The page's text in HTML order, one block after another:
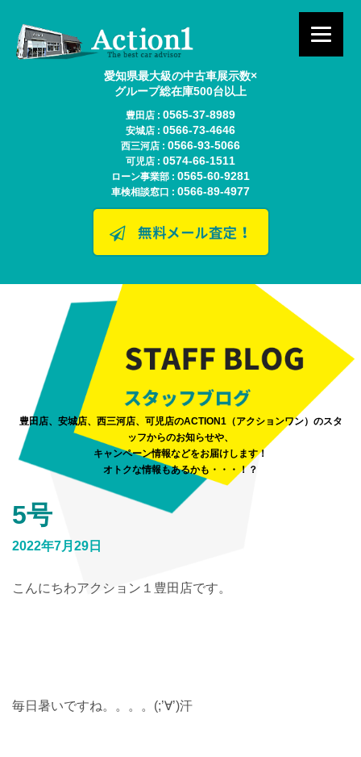
愛知県最大級の中古車展示数×
グループ総在庫500台以上
豊田店 : 0565-37-8989
安城店 : 0566-73-4646
西三河店 : 0566-93-5066
可児店 : 0574-66-1511
ローン事業部 : 0565-60-9281
車検相談窓口 : 0566-89-4977
豊田店、安城店、西三河店、可児店のACTION1（アクションワン）のスタ
ッフからのお知らせや、
キャンペーン情報などをお届けします！
オトクな情報もあるかも・・・！？
5号
2022年7月29日
こんにちわアクション１豊田店です。
毎日暑いですね。。。。(;’∀’)汗